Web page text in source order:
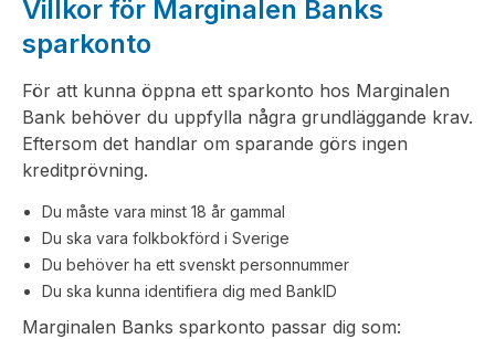
Villkor för Marginalen Banks
sparkonto
För att kunna öppna ett sparkonto hos Marginalen
Bank behöver du uppfylla några grundläggande krav.
Eftersom det handlar om sparande görs ingen
kreditprövning.
Du måste vara minst 18 år gammal
Du ska vara folkbokförd i Sverige
Du behöver ha ett svenskt personnummer
Du ska kunna identifiera dig med BankID
Marginalen Banks sparkonto passar dig som: